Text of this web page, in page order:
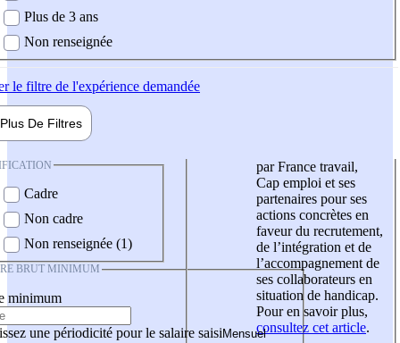
Plus de 3 ans
Non renseignée
le filtre de l'expérience demandée
Plus De Filtres
Cadre
Non cadre
Non renseignée (1)
BRUT MINIMUM
minimum
une périodicité pour le salaire saisi
par France travail,
Cap emploi et ses
partenaires pour ses
actions concrètes en
faveur du recrutement,
de l’intégration et de
l’accompagnement de
ses collaborateurs en
situation de handicap.
Pour en savoir plus,
consultez cet article.